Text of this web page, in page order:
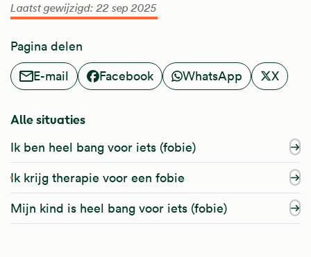
Laatst gewijzigd: 22 sep 2025
Pagina delen
E-mail
Facebook WhatsApp X
Alle situaties
Ik ben heel bang voor iets (fobie)
Ik krijg therapie voor een fobie
Mijn kind is heel bang voor iets (fobie)